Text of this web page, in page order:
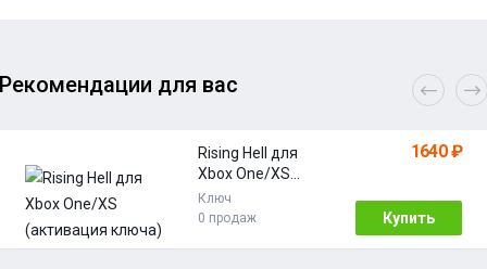
Рекомендации для вас
Rising Hell для
Xbox One/XS
(активация
ключа)
Ключ
0 продаж
1640 ₽
Купить